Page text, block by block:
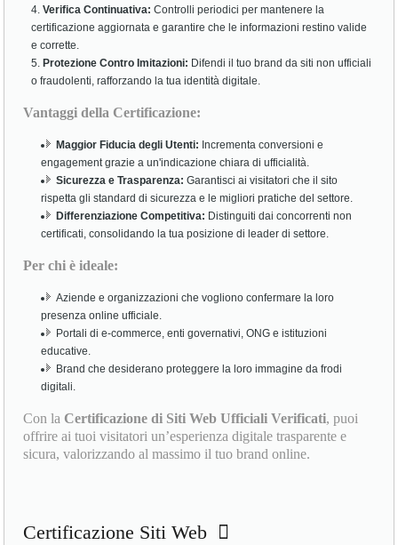
Verifica Continuativa: Controlli periodici per mantenere la
certificazione aggiornata e garantire che le informazioni restino valide
e corrette.
Protezione Contro Imitazioni: Difendi il tuo brand da siti non ufficiali
o fraudolenti, rafforzando la tua identità digitale.
Vantaggi della Certificazione:
Maggior Fiducia degli Utenti: Incrementa conversioni e
engagement grazie a un'indicazione chiara di ufficialità.
Sicurezza e Trasparenza: Garantisci ai visitatori che il sito
rispetta gli standard di sicurezza e le migliori pratiche del settore.
Differenziazione Competitiva: Distinguiti dai concorrenti non
certificati, consolidando la tua posizione di leader di settore.
Per chi è ideale:
Aziende e organizzazioni che vogliono confermare la loro
presenza online ufficiale.
Portali di e-commerce, enti governativi, ONG e istituzioni
educative.
Brand che desiderano proteggere la loro immagine da frodi
digitali.
Con la Certificazione di Siti Web Ufficiali Verificati, puoi
offrire ai tuoi visitatori un’esperienza digitale trasparente e
sicura, valorizzando al massimo il tuo brand online.
Certificazione Siti Web